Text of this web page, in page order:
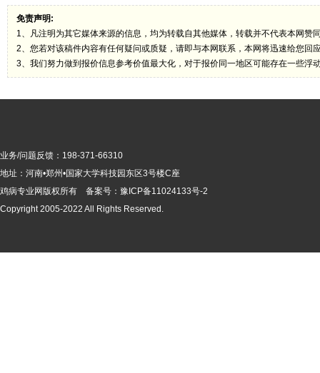
免责声明:
1、凡注明为其它媒体来源的信息，均为转载自其他媒体，转载并不代表本网赞
2、您若对该稿件内容有任何疑问或质疑，请即与本网联系，本网将迅速给您回
3、我们努力做到报价信息参考价值最大化，对于报价同一地区可能存在一些浮
业务/问题反馈：198-371-66310
地址：河南•郑州•国家大学科技园东区3号楼C座
鸡病专业网版权所有 备案号： 豫ICP备11024133号-2
Copyright 2005-2022 All Rights Reserved.